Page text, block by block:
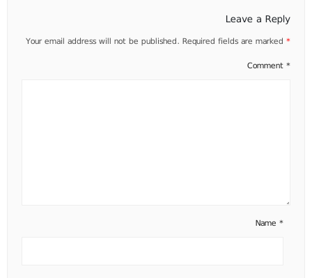
Leave a Reply
Your email address will not be published. Required fields are marked *
Comment *
Name *